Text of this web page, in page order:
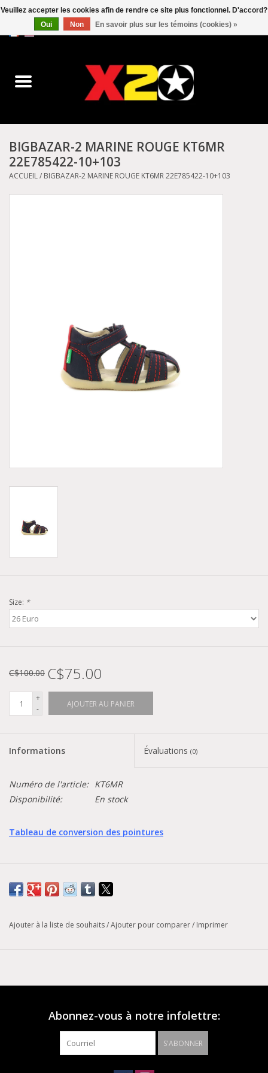
0 Articles - C$0.00
Converse
Kickers
Birkenstock
Autres marques
BIGBAZAR-2 MARINE ROUGE KT6MR
22E785422-10+103
ACCUEIL/ BIGBAZAR-2 MARINE ROUGE KT6MR 22E785422-10+103
Size: *
C$100.00 C$75.00
+
-
AJOUTER AU PANIER
Informations Évaluations (0)
Numéro de l'article: KT6MR
Disponibilité:
En stock
Tableau de conversion des pointures
Ajouter à la liste de souhaits/Ajouter pour comparer/ Imprimer
Abonnez-vous à notre infolettre:
S'ABONNER
Veuillez accepter les cookies afin de rendre ce site plus fonctionnel. D'accord?
Oui
Non En savoir plus sur les témoins (cookies) »